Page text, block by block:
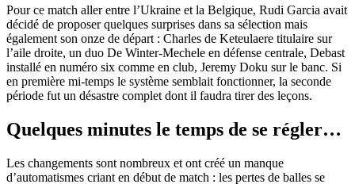
Pour ce match aller entre l’Ukraine et la Belgique, Rudi Garcia avait
décidé de proposer quelques surprises dans sa sélection mais
également son onze de départ : Charles de Keteulaere titulaire sur
l’aile droite, un duo De Winter-Mechele en défense centrale, Debast
installé en numéro six comme en club, Jeremy Doku sur le banc. Si
en première mi-temps le système semblait fonctionner, la seconde
période fut un désastre complet dont il faudra tirer des leçons.
Quelques minutes le temps de se régler…
Les changements sont nombreux et ont créé un manque
d’automatismes criant en début de match : les pertes de balles se